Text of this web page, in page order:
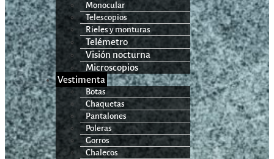
Monocular
Telescopios
Rieles y monturas
Telémetro
Visión nocturna
Microscopios
Vestimenta
Botas
Chaquetas
Pantalones
Poleras
Gorros
Chalecos